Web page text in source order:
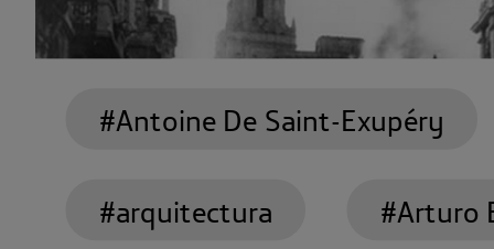
#Antoine De Saint-Exupéry
#arquitectura #Arturo